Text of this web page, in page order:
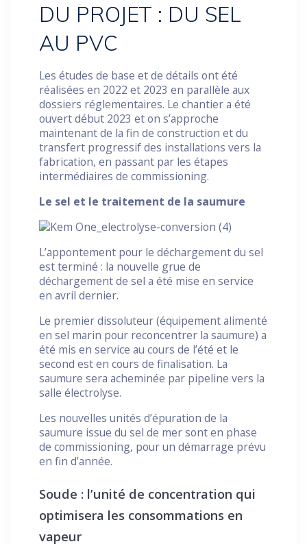
DU PROJET : DU SEL
AU PVC
Les études de base et de détails ont été
réalisées en 2022 et 2023 en parallèle aux
dossiers réglementaires. Le chantier a été
ouvert début 2023 et on s’approche
maintenant de la fin de construction et du
transfert progressif des installations vers la
fabrication, en passant par les étapes
intermédiaires de commissioning.
Le sel et le traitement de la saumure
L’appontement pour le déchargement du sel
est terminé : la nouvelle grue de
déchargement de sel a été mise en service
en avril dernier.
Le premier dissoluteur (équipement alimenté
en sel marin pour reconcentrer la saumure) a
été mis en service au cours de l’été et le
second est en cours de finalisation. La
saumure sera acheminée par pipeline vers la
salle électrolyse.
Les nouvelles unités d’épuration de la
saumure issue du sel de mer sont en phase
de commissioning, pour un démarrage prévu
en fin d’année.
Soude : l’unité de concentration qui
optimisera les consommations en
vapeur